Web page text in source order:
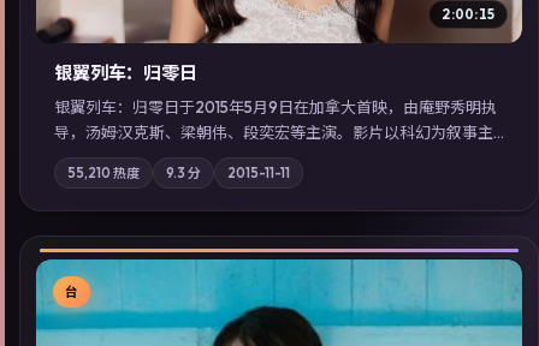
2:00:15
银翼列车：归零日
银翼列车：归零日于2015年5月9日在加拿大首映，由庵野秀明执
导，汤姆·汉克斯、梁朝伟、段奕宏等主演。影片以科幻为叙事主
轴，城市霓虹背后，有人用规则改写命运；摄影与配乐强化地域
气质；站内亦可通过「国产免费观看高清电视剧在线看」延展检
索同类型高分佳作，畅享高清在线追剧体验。
55,210 热度 9.3 分 2015-11-11
台